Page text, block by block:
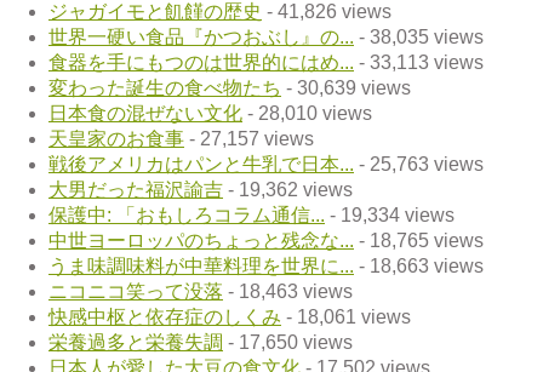
ジャガイモと飢饉の歴史 - 41,826 views
世界一硬い食品『かつおぶし』の... - 38,035 views
食器を手にもつのは世界的にはめ... - 33,113 views
変わった誕生の食べ物たち - 30,639 views
日本食の混ぜない文化 - 28,010 views
天皇家のお食事 - 27,157 views
戦後アメリカはパンと牛乳で日本... - 25,763 views
大男だった福沢諭吉 - 19,362 views
保護中: 「おもしろコラム通信... - 19,334 views
中世ヨーロッパのちょっと残念な... - 18,765 views
うま味調味料が中華料理を世界に... - 18,663 views
ニコニコ笑って没落 - 18,463 views
快感中枢と依存症のしくみ - 18,061 views
栄養過多と栄養失調 - 17,650 views